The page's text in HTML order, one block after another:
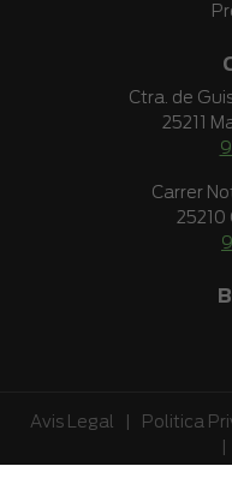
Ctra. de
25211
Carrer
25210
Avis Legal Politica